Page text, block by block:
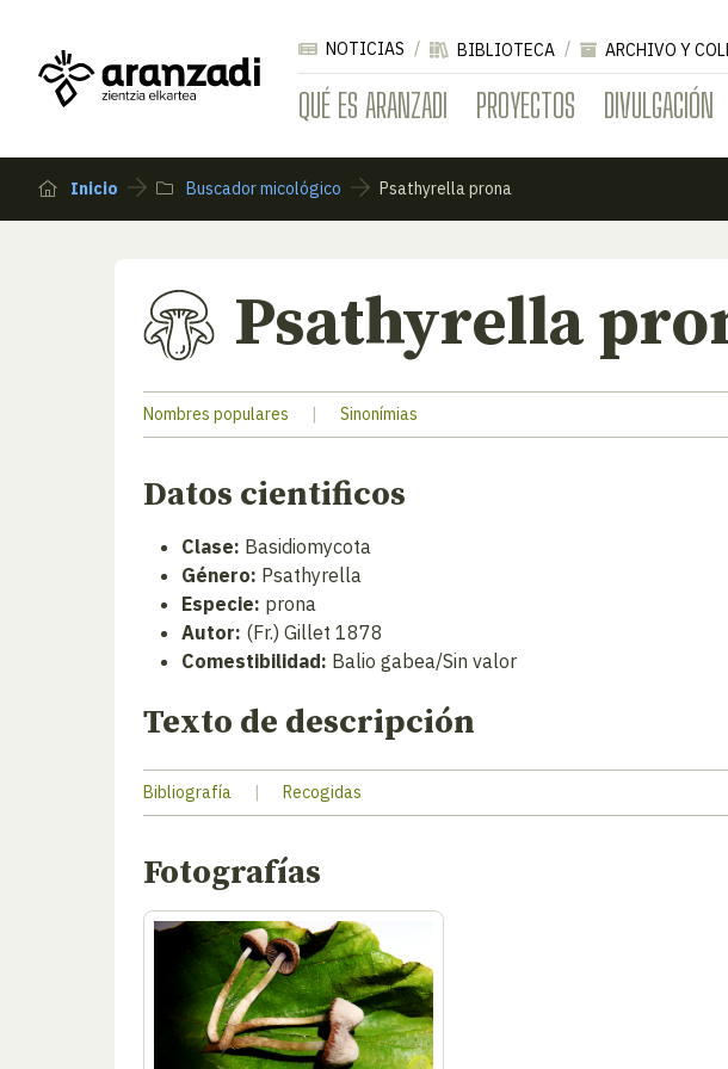
QUÉ ES ARANZADI PROYECTOS DIVULGACIÓN
NOTICIAS BIBLIOTECA ARCHIVO Y
Inicio Buscador micológico Psathyrella prona
Psathyrella
Nombres populares | Sinonímias
Datos cientificos
Clase: Basidiomycota
Género: Psathyrella
Especie: prona
Autor: (Fr.) Gillet 1878
Comestibilidad: Balio gabea/Sin valor
Texto de descripción
Bibliografía | Recogidas
Fotografías